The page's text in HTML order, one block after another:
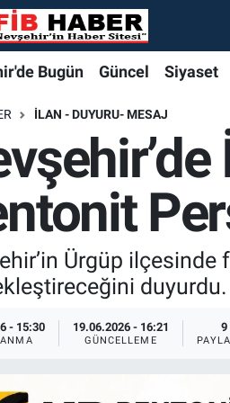
Bugün Güncel Siyaset
İLAN - DUYURU- MESAJ
Ürgüp
duyurdu.
- 15:30 19.06.2026 - 16:21
GÜNCELLEME
9
ve Fikstür